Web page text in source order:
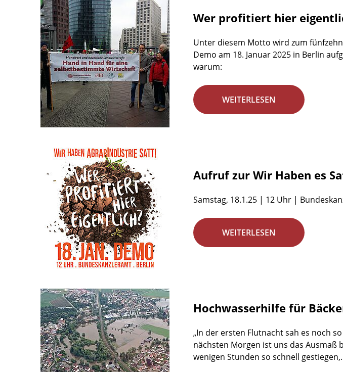
Wer profitiert hier
Unter diesem Motto wird zum
Demo am 18. Januar 2025 in Berlin
warum:
WEITERLESEN
Aufruf zur Wir Haben es
Samstag, 18.1.25 | 12 Uhr |
WEITERLESEN
Hochwasserhilfe für
„In der ersten Flutnacht sah es noch
nächsten Morgen ist uns das Ausmaß
wenigen Stunden so schnell